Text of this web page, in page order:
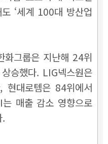
‘세계 100대 방산업
화그룹은 지난해 24위
승했다. LIG넥스원은
대로템은 84위에서
매출 감소 영향으로
.